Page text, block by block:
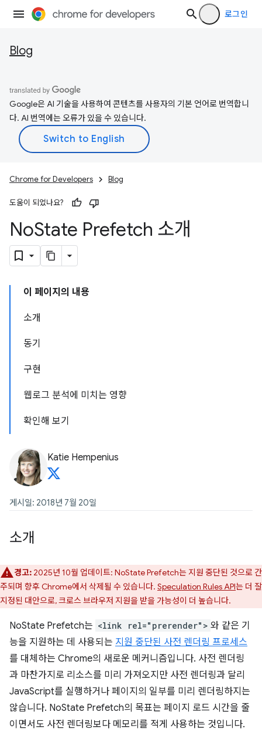
로그인
Blog
Google은 AI 기술을 사용하여 콘텐츠를 사용자의 기본 언어로 번역합니
다. AI 번역에는 오류가 있을 수 있습니다.
Chrome for Developers Blog
도움이 되었나요?
NoState Prefetch 소개
이 페이지의 내용
소개
동기
구현
웹로그 분석에 미치는 영향
확인해 보기
Katie Hempenius
게시일: 2018년 7월 20일
소개
경고: 2025년 10월 업데이트: NoState Prefetch는 지원 중단된 것으로 간
주되며 향후 Chrome에서 삭제될 수 있습니다. Speculation Rules API는 더 잘
지정된 대안으로, 크로스 브라우저 지원을 받을 가능성이 더 높습니다.
NoState Prefetch는 <link rel="prerender"> 와 같은 기
능을 지원하는 데 사용되는 지원 중단된 사전 렌더링 프로세스
를 대체하는 Chrome의 새로운 메커니즘입니다. 사전 렌더링
과 마찬가지로 리소스를 미리 가져오지만 사전 렌더링과 달리
JavaScript를 실행하거나 페이지의 일부를 미리 렌더링하지는
않습니다. NoState Prefetch의 목표는 페이지 로드 시간을 줄
이면서도 사전 렌더링보다 메모리를 적게 사용하는 것입니다.